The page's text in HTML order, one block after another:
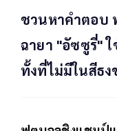
ชวนหาคำตอบ
ฉายา "อัซซูรี่" ใ
ทั้งที่ไม่มีในสีธ